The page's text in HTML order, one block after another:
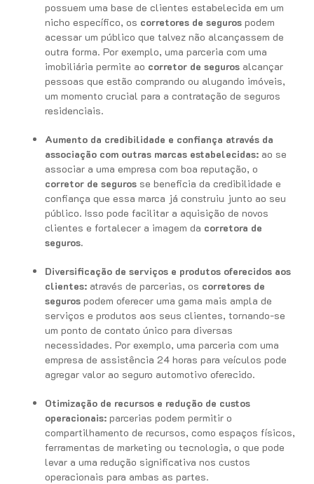
possuem uma base de clientes estabelecida em um
nicho específico, os corretores de seguros podem
acessar um público que talvez não alcançassem de
outra forma. Por exemplo, uma parceria com uma
imobiliária permite ao corretor de seguros alcançar
pessoas que estão comprando ou alugando imóveis,
um momento crucial para a contratação de seguros
residenciais.
Aumento da credibilidade e confiança através da
associação com outras marcas estabelecidas: ao se
associar a uma empresa com boa reputação, o
corretor de seguros se beneficia da credibilidade e
confiança que essa marca já construiu junto ao seu
público. Isso pode facilitar a aquisição de novos
clientes e fortalecer a imagem da corretora de
seguros.
Diversificação de serviços e produtos oferecidos aos
clientes: através de parcerias, os corretores de
seguros podem oferecer uma gama mais ampla de
serviços e produtos aos seus clientes, tornando-se
um ponto de contato único para diversas
necessidades. Por exemplo, uma parceria com uma
empresa de assistência 24 horas para veículos pode
agregar valor ao seguro automotivo oferecido.
Otimização de recursos e redução de custos
operacionais: parcerias podem permitir o
compartilhamento de recursos, como espaços físicos,
ferramentas de marketing ou tecnologia, o que pode
levar a uma redução significativa nos custos
operacionais para ambas as partes.